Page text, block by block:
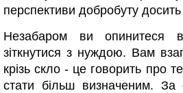
перспективи добробуту досить
Незабаром ви опинитеся
зіткнутися з нуждою. Вам
крізь скло - це говорить про
стати більш визначеним. За